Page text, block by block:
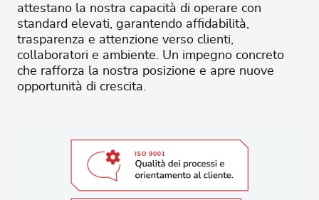
attestano la nostra capacità di operare con
standard elevati, garantendo affidabilità,
trasparenza e attenzione verso clienti,
collaboratori e ambiente. Un impegno concreto
che rafforza la nostra posizione e apre nuove
opportunità di crescita.